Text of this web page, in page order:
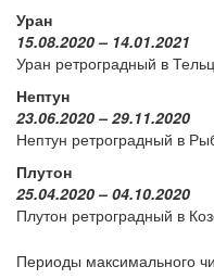
Уран
15.08.2020 – 14.01.2021
Уран ретроградный в
Нептун
23.06.2020 – 29.11.2020
Нептун ретроградный в
Плутон
25.04.2020 – 04.10.2020
Плутон ретроградный в
Периоды максимального